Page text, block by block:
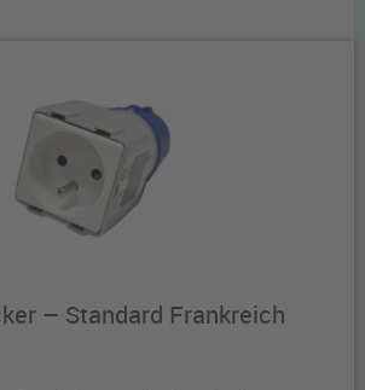
– Standard Frankreich